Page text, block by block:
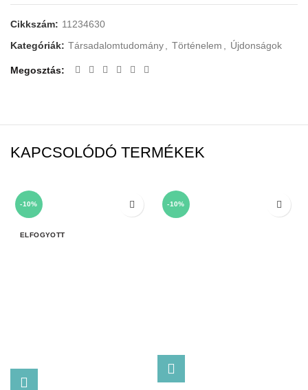
Cikkszám: 11234630
Kategóriák: Társadalomtudomány, Történelem , Újdonságok
Megosztás
KAPCSOLÓDÓ TERMÉKEK
-10%
ELFOGYOTT
-10%